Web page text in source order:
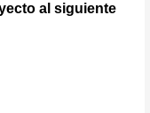
al siguiente